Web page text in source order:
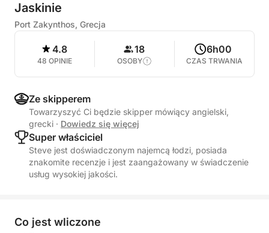
Jaskinie
Port Zakynthos, Grecja
4.8
48 OPINIE
18
OSOBY
6h00
CZAS TRWANIA
Ze skipperem
Towarzyszyć Ci będzie skipper mówiący angielski,
grecki · Dowiedz się więcej
Super właściciel
Steve jest doświadczonym najemcą łodzi, posiada
znakomite recenzje i jest zaangażowany w świadczenie
usług wysokiej jakości.
Co jest wliczone